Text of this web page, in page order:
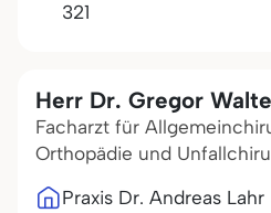
321
Herr Dr. Gregor
Facharzt für
Orthopädie und
Praxis Dr. Andreas Lahr